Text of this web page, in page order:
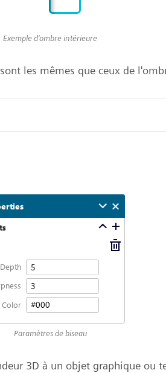
Exemple d'ombre intérieure
les mêmes que ceux de
Paramètres de biseau
3D à un objet graphique ou